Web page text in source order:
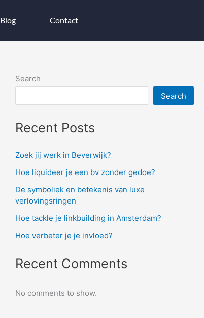
Blog Contact
Search
Search
Recent Posts
Zoek jij werk in Beverwijk?
Hoe liquideer je een bv zonder gedoe?
De symboliek en betekenis van luxe
verlovingsringen
Hoe tackle je linkbuilding in Amsterdam?
Hoe verbeter je je invloed?
Recent Comments
No comments to show.